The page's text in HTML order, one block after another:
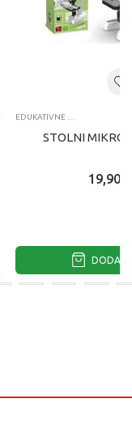
EDUKATIVNE IGRACKE ZA DECU
STOLNI
19,90
DODAJ